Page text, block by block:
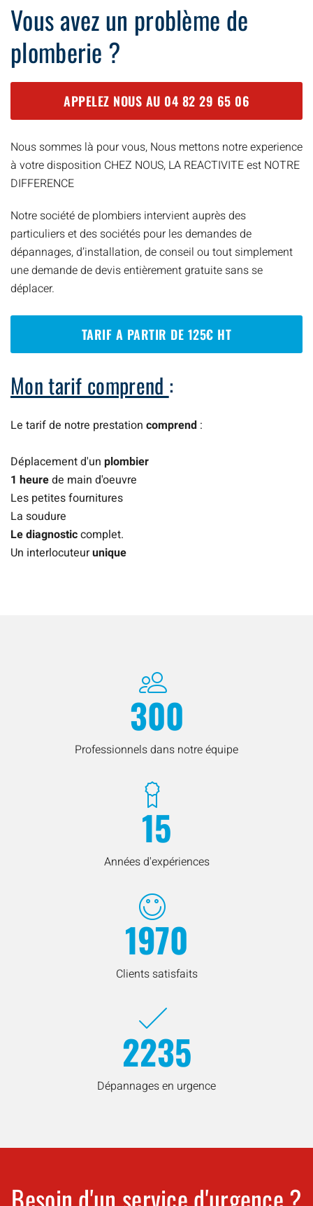
Vous avez un problème de
plomberie ?
APPELEZ NOUS AU 04 82 29 65 06
Nous sommes là pour vous, Nous mettons notre experience
à votre disposition CHEZ NOUS, LA REACTIVITE est NOTRE
DIFFERENCE
Notre société de plombiers intervient auprès des
particuliers et des sociétés pour les demandes de
dépannages, d’installation, de conseil ou tout simplement
une demande de devis entièrement gratuite sans se
déplacer.
TARIF A PARTIR DE 125€ HT
Mon tarif comprend :
Le tarif de notre prestation comprend :
Déplacement d'un plombier
1 heurede main d'oeuvre
Les petites fournitures
La soudure
Le diagnosticcomplet.
Un interlocuteurunique
300
Professionnels dans notre équipe
15
Années d'expériences
1970
Clients satisfaits
2235
Dépannages en urgence